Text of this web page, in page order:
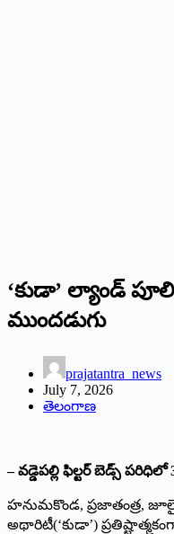
‘కుడా’ ల్యాండ్
ముందడుగు
prajatantra_news
July 7, 2026
తెలంగాణ
– వడ్డెపల్లి ఫిల్టర్ బెడ్స్
హనుమకొండ, ప్రజాతంత్ర,
అథారిటీ(‘కుడా’)